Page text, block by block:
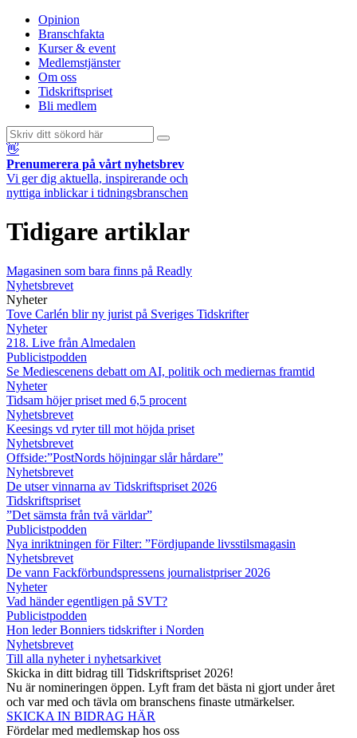
Opinion
Branschfakta
Kurser & event
Medlemstjänster
Om oss
Tidskriftspriset
Bli medlem
👋
Prenumerera på vårt nyhetsbrev
Vi ger dig aktuella, inspirerande och
nyttiga inblickar i tidningsbranschen
Tidigare artiklar
Magasinen som bara finns på Readly
Nyhetsbrevet
Nyheter
Tove Carlén blir ny jurist på Sveriges Tidskrifter
Nyheter
218. Live från Almedalen
Publicistpodden
Se Mediescenens debatt om AI, politik och mediernas framtid
Nyheter
Tidsam höjer priset med 6,5 procent
Nyhetsbrevet
Keesings vd ryter till mot höjda priset
Nyhetsbrevet
Offside:”PostNords höjningar slår hårdare”
Nyhetsbrevet
De utser vinnarna av Tidskriftspriset 2026
Tidskriftspriset
”Det sämsta från två världar”
Publicistpodden
Nya inriktningen för Filter: ”Fördjupande livsstilsmagasin
Nyhetsbrevet
De vann Fackförbundspressens journalistpriser 2026
Nyheter
Vad händer egentligen på SVT?
Publicistpodden
Hon leder Bonniers tidskrifter i Norden
Nyhetsbrevet
Till alla nyheter i nyhetsarkivet
Skicka in ditt bidrag till Tidskriftspriset 2026!
Nu är nomineringen öppen. Lyft fram det bästa ni gjort under året
och var med och tävla om branschens finaste utmärkelser.
SKICKA IN BIDRAG HÄR
Fördelar med medlemskap hos oss